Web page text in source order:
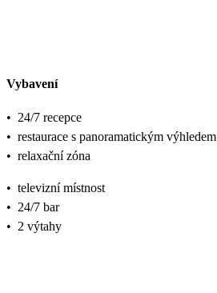
Vybavení
• 24/7 recepce
• restaurace s panoramatickým výhledem
• relaxační zóna
• televizní místnost
• 24/7 bar
• 2 výtahy